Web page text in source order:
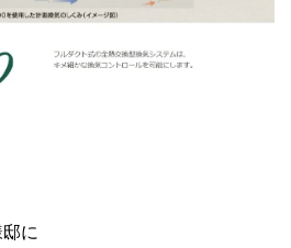
に